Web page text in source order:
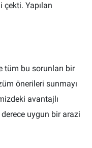
çekti. Yapılan
tüm bu sorunları bir
önerileri sunmayı
avantajlı
uygun bir arazi